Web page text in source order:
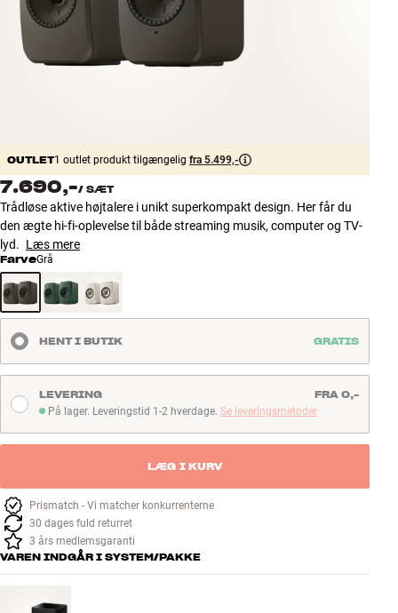
Tilbehør
INSPIRATION
TILBUD
Find Butik
Kundeservice
Log ind
Kundeservice
Byg med Lyd
OUTLET1 outlet produkt tilgængelig fra 5.499,-
7.690,-/ SÆT
Trådløse aktive højtalere i unikt superkompakt design. Her får du
den ægte hi-fi-oplevelse til både streaming musik, computer og TV-
lyd. Læs mere
FarveGrå
HENT I BUTIK GRATIS
På lager. Leveringstid 1-2 hverdage
På lager. Leveringstid 1-2 hverdage. Se leveringsmetoder
LEVERING FRA 0,-
LÆG I KURV
Prismatch - Vi matcher konkurrenterne
30 dages fuld returret
3 års medlemsgaranti
VAREN INDGÅR I SYSTEM/PAKKE